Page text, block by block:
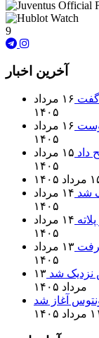
9
آخرین اخبار
گفت
۱۶ مرداد
۱۴۰۵
۱۶ مرداد
۱۴۰۵
داد
۱۵ مرداد
۱۴۰۵
۱۴۰۵
شد
۱۴ مرداد
۱۴۰۵
۱۴ مرداد
۱۴۰۵
۱۳ مرداد
۱۴۰۵
نزدیک شد ۱۳
مرداد ۱۴۰۵
آغاز شد
۱۴۰۵